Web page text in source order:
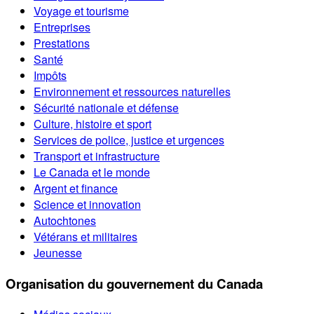
Voyage et tourisme
Entreprises
Prestations
Santé
Impôts
Environnement et ressources naturelles
Sécurité nationale et défense
Culture, histoire et sport
Services de police, justice et urgences
Transport et infrastructure
Le Canada et le monde
Argent et finance
Science et innovation
Autochtones
Vétérans et militaires
Jeunesse
Organisation du gouvernement du Canada